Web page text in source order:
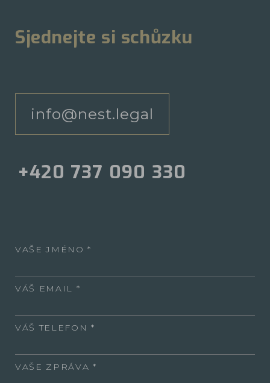
Sjednejte si schůzku
info@nest.legal
+420 737 090 330
VAŠE JMÉNO
VÁŠ EMAIL
VÁŠ TELEFON
VAŠE ZPRÁVA